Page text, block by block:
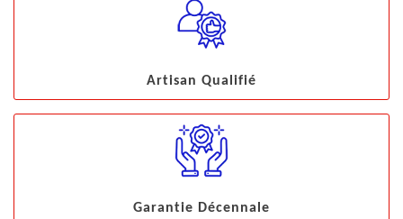
Artisan Qualifié
Garantie Décennale